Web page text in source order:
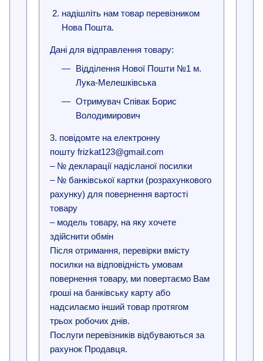
надішліть нам товар перевізником
Нова Пошта.
Дані для відправлення товару:
Відділення Нової Пошти №1 м.
Лука-Мелешківська
Отримувач Співак Борис
Володимирович
3. повідомте на електронну
пошту frizkat123@gmail.com
– № декларації надісланої посилки
– № банківської картки (розрахункового
рахунку) для повернення вартості
товару
– модель товару, на яку хочете
здійснити обмін
Після отримання, перевірки вмісту
посилки на відповідність умовам
повернення товару, ми повертаємо Вам
гроші на банківську карту або
надсилаємо інший товар протягом
трьох робочих днів.
Послуги перевізників відбуваються за
рахунок Продавця.